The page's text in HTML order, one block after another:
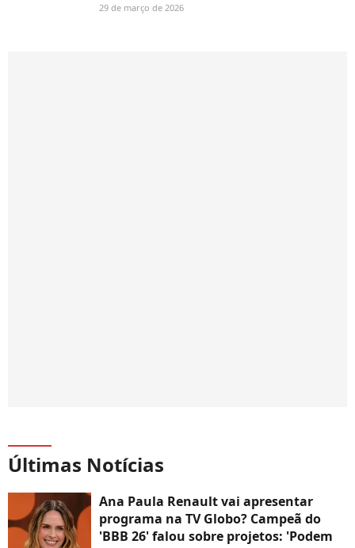
29 de março de 2026
Últimas Notícias
Ana Paula Renault vai apresentar
programa na TV Globo? Campeã do
'BBB 26' falou sobre projetos: 'Podem